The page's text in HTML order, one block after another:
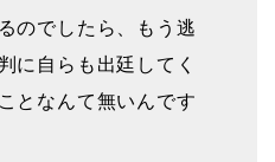
のでしたら、もう逃
に自らも出廷してく
となんて無いんです